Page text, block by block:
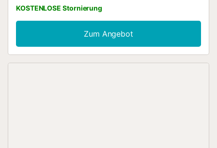
einem Doppelbett (eines im Erdgeschoss) und vier
Schlafzimmer mit zwei Einzelbetten (eines im
Erdgeschoss). Neben dem Eingang des Hauses befindet
sich eine prächtige Veranda mit Gartentischen und Stühlen
neben dem Pool und dem Grill. Neben dem Pool finden wir
KOSTENLOSE Stornierung
Zum Angebot